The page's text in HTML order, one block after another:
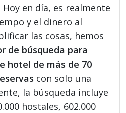
en día, es realmente
y el dinero al
las cosas, hemos
de búsqueda para
hotel de más de 70
con solo una
la búsqueda incluye
hostales, 602.000